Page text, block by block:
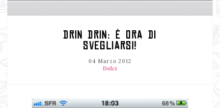
DRIN DRIN: É ORA DI
SVEGLIARSI!
04 Marzo 2012
Dolci